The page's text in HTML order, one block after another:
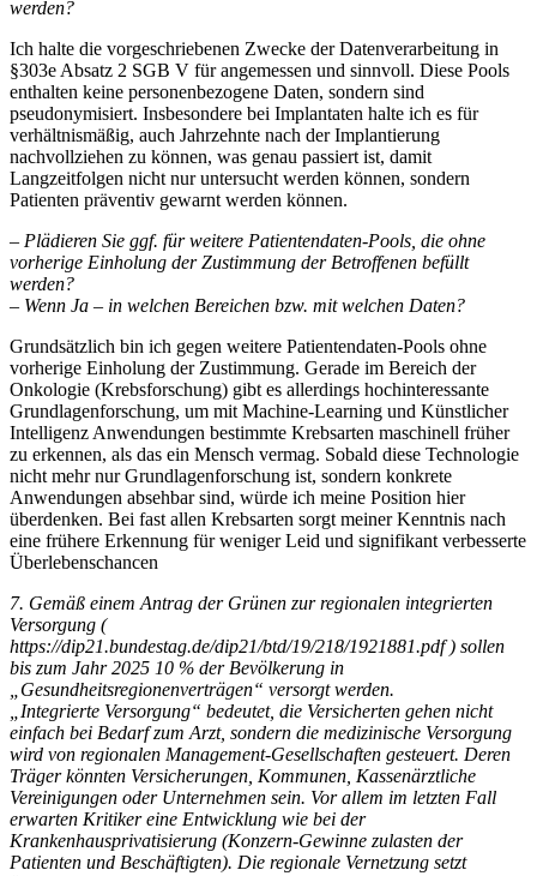
werden?
Ich halte die vorgeschriebenen Zwecke der Datenverarbeitung in
§303e Absatz 2 SGB V für angemessen und sinnvoll. Diese Pools
enthalten keine personenbezogene Daten, sondern sind
pseudonymisiert. Insbesondere bei Implantaten halte ich es für
verhältnismäßig, auch Jahrzehnte nach der Implantierung
nachvollziehen zu können, was genau passiert ist, damit
Langzeitfolgen nicht nur untersucht werden können, sondern
Patienten präventiv gewarnt werden können.
– Plädieren Sie ggf. für weitere Patientendaten-Pools, die ohne
vorherige Einholung der Zustimmung der Betroffenen befüllt
werden?
– Wenn Ja – in welchen Bereichen bzw. mit welchen Daten?
Grundsätzlich bin ich gegen weitere Patientendaten-Pools ohne
vorherige Einholung der Zustimmung. Gerade im Bereich der
Onkologie (Krebsforschung) gibt es allerdings hochinteressante
Grundlagenforschung, um mit Machine-Learning und Künstlicher
Intelligenz Anwendungen bestimmte Krebsarten maschinell früher
zu erkennen, als das ein Mensch vermag. Sobald diese Technologie
nicht mehr nur Grundlagenforschung ist, sondern konkrete
Anwendungen absehbar sind, würde ich meine Position hier
überdenken. Bei fast allen Krebsarten sorgt meiner Kenntnis nach
eine frühere Erkennung für weniger Leid und signifikant verbesserte
Überlebenschancen
7. Gemäß einem Antrag der Grünen zur regionalen integrierten
Versorgung (
https://dip21.bundestag.de/dip21/btd/19/218/1921881.pdf ) sollen
bis zum Jahr 2025 10 % der Bevölkerung in
„Gesundheitsregionenverträgen“ versorgt werden.
„Integrierte Versorgung“ bedeutet, die Versicherten gehen nicht
einfach bei Bedarf zum Arzt, sondern die medizinische Versorgung
wird von regionalen Management-Gesellschaften gesteuert. Deren
Träger könnten Versicherungen, Kommunen, Kassenärztliche
Vereinigungen oder Unternehmen sein. Vor allem im letzten Fall
erwarten Kritiker eine Entwicklung wie bei der
Krankenhausprivatisierung (Konzern-Gewinne zulasten der
Patienten und Beschäftigten). Die regionale Vernetzung setzt